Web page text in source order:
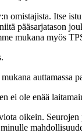
omistajista. Itse
pääsarjatason
mukana myös
auttamassa
ei ole enää
oikein.